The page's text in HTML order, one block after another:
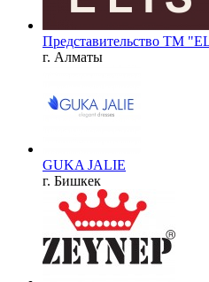
Представительство ТМ
г. Алматы
GUKA JALIE
г. Бишкек